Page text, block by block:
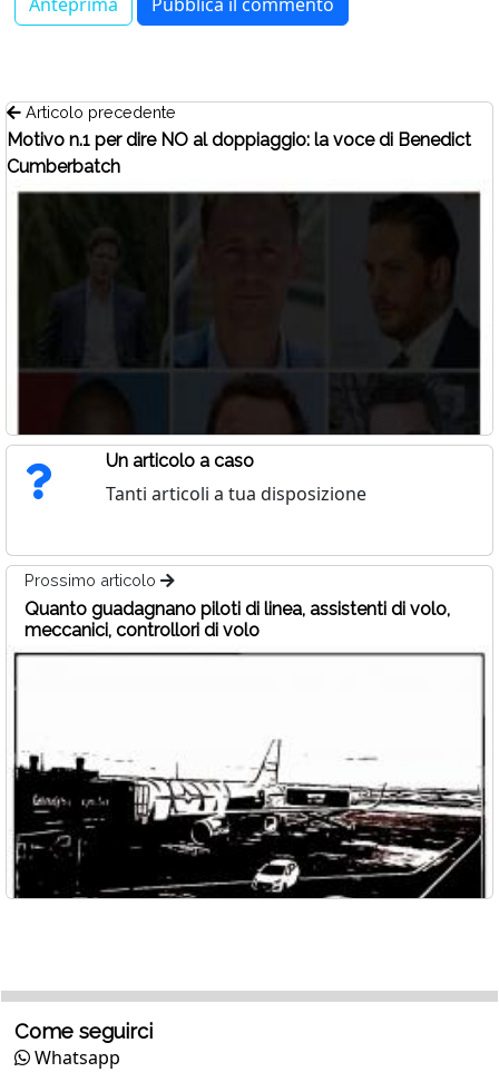
Articolo precedente
Motivo n.1 per dire NO al doppiaggio: la voce di Benedict
Cumberbatch
Un articolo a caso
Tanti articoli a tua disposizione
Prossimo articolo
Quanto guadagnano piloti di linea, assistenti di volo,
meccanici, controllori di volo
Come seguirci
Whatsapp